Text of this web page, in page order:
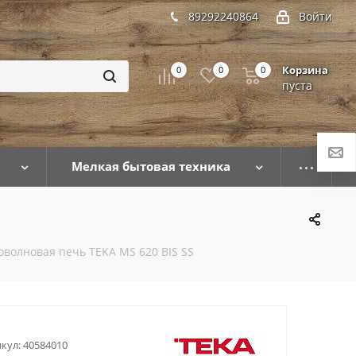
Войти
89292240864
0 0 Корзина
пуста
0
Мелкая бытовая техника
печь TEKA MS 620 BIS SS
40584010